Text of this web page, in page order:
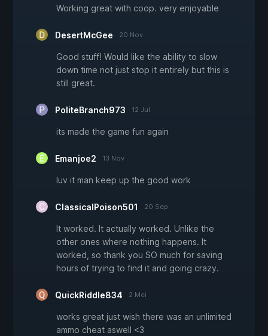
Working great with coop. very enjoyable
DesertMcGee 20 Nov
Good stuff! Would like the ability to slow
down time not just stop it entirely but this is
still great.
PoliteBranch973 12 Jul
its made the game fun again
Emanjoe2 13 Nov
luv it man keep up the good work
ClassicalPoison501 20 Sep
It worked. It actually worked. Unlike the
other ones where nothing happens. It
worked, so thank you SO much for saving
hours of trying to find it and going crazy.
QuickRiddle834 2 Mei
works great just wish there was an unlimited
ammo cheat aswell <3